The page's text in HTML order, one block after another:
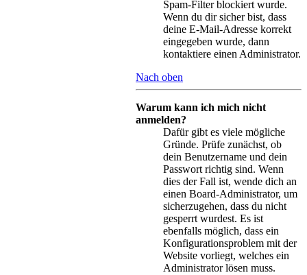
Spam-Filter blockiert wurde.
Wenn du dir sicher bist, dass
deine E-Mail-Adresse korrekt
eingegeben wurde, dann
kontaktiere einen Administrator.
Nach oben
Warum kann ich mich nicht
anmelden?
Dafür gibt es viele mögliche
Gründe. Prüfe zunächst, ob
dein Benutzername und dein
Passwort richtig sind. Wenn
dies der Fall ist, wende dich an
einen Board-Administrator, um
sicherzugehen, dass du nicht
gesperrt wurdest. Es ist
ebenfalls möglich, dass ein
Konfigurationsproblem mit der
Website vorliegt, welches ein
Administrator lösen muss.